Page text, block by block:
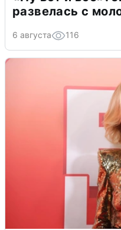
развелась с
6 августа 116